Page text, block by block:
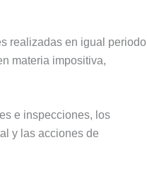
realizadas en igual periodo
materia impositiva,
e inspecciones, los
y las acciones de